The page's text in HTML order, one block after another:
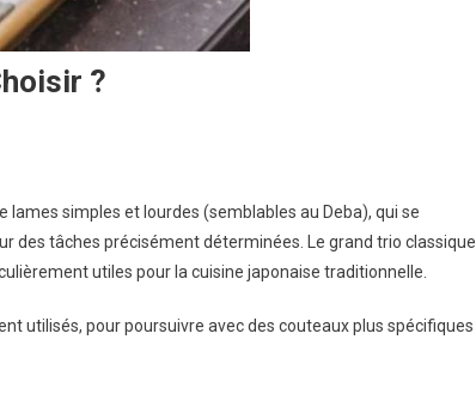
?
lames simples et lourdes (semblables au Deba), qui se
des tâches précisément déterminées. Le grand trio classique
utiles pour la cuisine japonaise traditionnelle.
utilisés, pour poursuivre avec des couteaux plus spécifiques